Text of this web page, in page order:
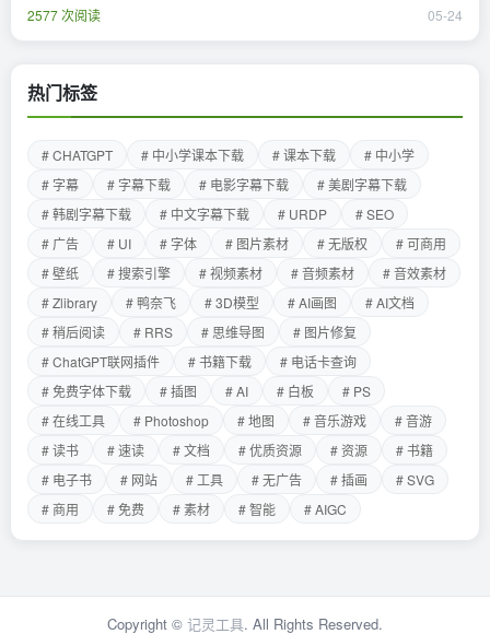
2577 次阅读 05-24
热门标签
# CHATGPT # 中小学课本下载 # 课本下载
# 中小学
# 字幕
# 字幕下载 # 电影字幕下载
# 美剧字幕下载
# 韩剧字幕下载
# 中文字幕下载 # URDP
# SEO
# 广告
# UI # 字体 # 图片素材 # 无版权
# 可商用
# 壁纸
# 搜索引擎 # 视频素材 # 音频素材
# 音效素材
# Zlibrary
# 鸭奈飞 # 3D模型 # AI画图
# AI文档
# 稍后阅读
# RRS # 思维导图
# 图片修复
# ChatGPT联网插件
# 书籍下载
# 电话卡查询
# 免费字体下载
# 插图 # AI # 白板
# PS
# 在线工具
# Photoshop # 地图 # 音乐游戏
# 音游
# 读书
# 速读 # 文档 # 优质资源 # 资源
# 书籍
# 电子书
# 网站 # 工具 # 无广告 # 插画
# SVG
# 商用
# 免费 # 素材 # 智能 # AIGC
Copyright © 记灵工具. All Rights Reserved.